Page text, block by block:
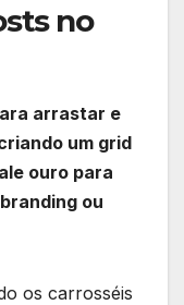
no
arrastar e
um grid
ouro para
ou
os carrosséis